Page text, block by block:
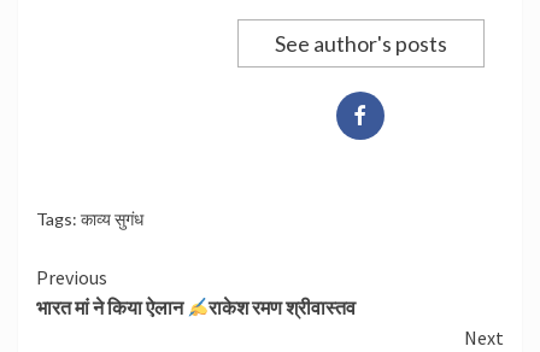
See author's posts
Tags: काव्य सुगंध
Continue
Reading
Previous
भारत मां ने किया ऐलान
राकेश रमण श्रीवास्तव
Next